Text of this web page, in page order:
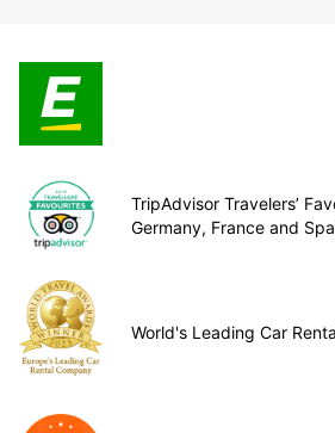
TripAdvisor Travelers’
Germany, France and
World's Leading Car